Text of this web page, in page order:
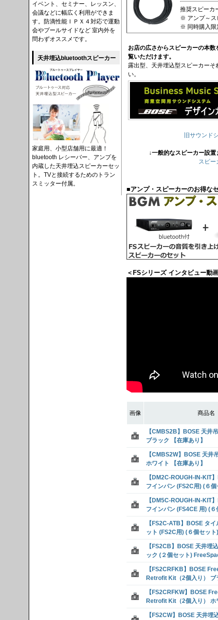
推奨スピーカ
※ アンプ～ス
※ 同時購入限
お店の広さからスピーカーの本
覧いただけます。
露出型、天井埋込型スピーカー
い。
旧サウンド
↓一般的なスピーカー設
スピー
■アンプ・スピーカーのお得な
＜FSシリーズ インタビュー動
画像 商品名
【CMBS2B】BOSE 天井
ブラック 【在庫あり】
【CMBS2W】BOSE 天井
ホワイト 【在庫あり】
【DM2C-ROUGH-IN-KIT
フインパン (FS2C用) (６
【DM5C-ROUGH-IN-KIT
フインパン (FS4CE 用) (６
【FS2C-ATB】BOSE タ
ット (FS2C用) (６個セッ
【FS2CB】BOSE 天井埋
ック (２個セット)
【FS2CRFKB】BOSE
Retrofit Kit（2個入り） ブ
【FS2CRFKW】BOSE
Retrofit Kit（2個入り） ホ
【FS2CW】BOSE 天井埋
イベント、セミナー、レッスン、
会議などに幅広く利用ができま
す。防滴性能ＩＰＸ４対応で運動
会やプールサイドなど 室内外を
問わずオススメです。
天井埋込bluetoothスピーカー
家庭用、小型店舗用に最適！
bluetooth レシーバー、アンプを
内蔵した天井埋込スピーカーセッ
ト。TVと接続するためのトラン
スミッター付属。